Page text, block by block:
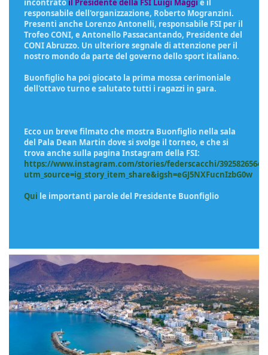
incontrato il Presidente della FSI Luigi Maggi e il
responsabile dell'organizzazione, Roberto Mogranzini.
Presenti anche Lorenzo Antonelli, responsabile FSI per il
Trofeo CONI, e Antonello Passacantando, Presidente del
CONI Abruzzo. Un ulteriore segnale di attenzione per il
nostro mondo da parte del governo dello sport italiano.
Buonfiglio ha poi giocato la prima mossa cerimoniale
dell'ottavo turno e salutato tutti i ragazzi in gara.
Ecco un breve filmato che mostra Buonfiglio nella sala
del Pala Dean Martin dove si svolge il torneo, e che si
trova anche sulla pagina Instagram della FSI:
https://www.instagram.com/stories/federscacchi/
utm_source=ig_story_item_share&igsh=eGJ5NXFucnIzbG0w
Qui le importanti parole del Presidente Buonfiglio